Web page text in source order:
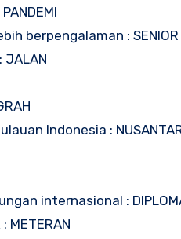
berpengalaman : SENIOR
JALAN
Indonesia :
internasional :